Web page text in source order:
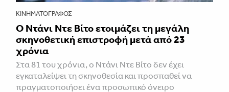
ΚΙΝΗΜΑΤΟΓΡΆΦΟΣ
Ο Ντάνι Ντε Βίτο ετοιμάζει τη μεγάλη
σκηνοθετική επιστροφή μετά από 23
χρόνια
Στα 81 του χρόνια, ο Ντάνι Ντε Βίτο δεν έχει
εγκαταλείψει τη σκηνοθεσία και προσπαθεί να
πραγματοποιήσει ένα προσωπικό όνειρο